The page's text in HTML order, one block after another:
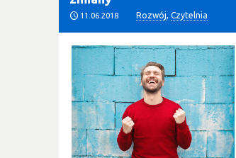
11.06.2018 Rozwój ,Czytelnia